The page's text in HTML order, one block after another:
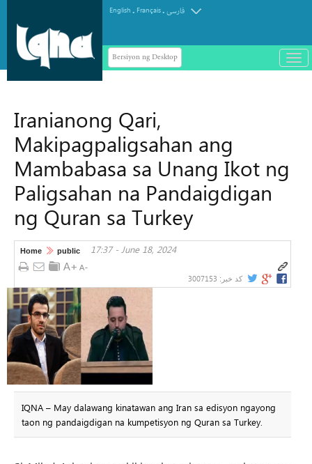
English . Français.فارسی
Bersiyon ng Desktop
باز
و
Iranianong Qari,
Makipagpaligsahan ang
Mambabasa sa Unang Ikot ng
Paligsahan na Pandaigdigan
ng Quran sa Turkey
Home public 17:37 - June 18, 2024
کد خبر: 3007153
IQNA – May dalawang kinatawan ang Iran sa edisyon ngayong
taon ng pandaigdigan na kumpetisyon ng Quran sa Turkey.